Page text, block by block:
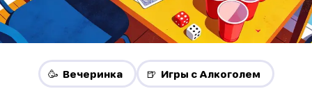
🥳 Вечеринка 🍺 Игры с Алкоголем